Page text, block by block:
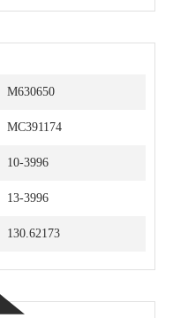
M630650
MC391174
10-3996
13-3996
130.62173